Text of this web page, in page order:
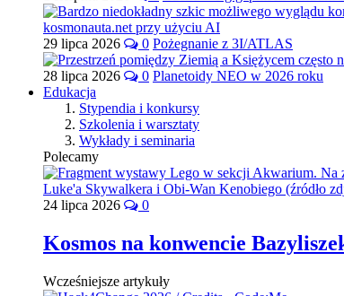
29 lipca 2026 0 Pożegnanie z 3I/ATLAS
28 lipca 2026 0 Planetoidy NEO w 2026 roku
Edukacja
Stypendia i konkursy
Szkolenia i warsztaty
Wykłady i seminaria
Polecamy
24 lipca 2026 0
Kosmos na konwencie
Wcześniejsze artykuły